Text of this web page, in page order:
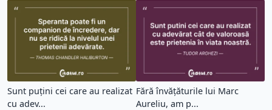
Sunt puțini cei care au realizat
cu adev...
Fără învățăturile lui Marc
Aureliu, am p...